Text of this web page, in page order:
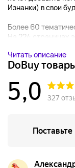
Изнанки) в свои
Более 60
На 224 страницах
Читать описание